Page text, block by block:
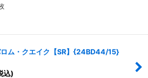
ム・クエイク【SR】{24BD44/15}
込)